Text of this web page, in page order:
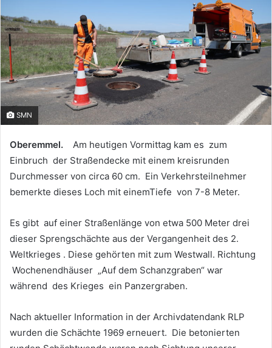
SMN
Oberemmel. Am heutigen Vormittag kam es zum
Einbruch der Straßendecke mit einem kreisrunden
Durchmesser von circa 60 cm. Ein Verkehrsteilnehmer
bemerkte dieses Loch mit einemTiefe von 7-8 Meter.
Es gibt auf einer Straßenlänge von etwa 500 Meter drei
dieser Sprengschächte aus der Vergangenheit des 2.
Weltkrieges . Diese gehörten mit zum Westwall. Richtung
Wochenendhäuser „Auf dem Schanzgraben“ war
während des Krieges ein Panzergraben.
Nach aktueller Information in der Archivdatendank RLP
wurden die Schächte 1969 erneuert. Die betonierten